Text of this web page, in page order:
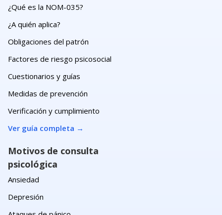
¿Qué es la NOM-035?
¿A quién aplica?
Obligaciones del patrón
Factores de riesgo psicosocial
Cuestionarios y guías
Medidas de prevención
Verificación y cumplimiento
Ver guía completa →
Motivos de consulta
psicológica
Ansiedad
Depresión